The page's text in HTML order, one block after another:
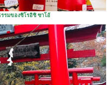
รมของชิโรอิชิ ซาโอ้